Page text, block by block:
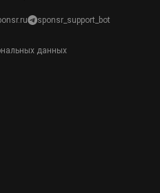
sponsr_support_bot
данных